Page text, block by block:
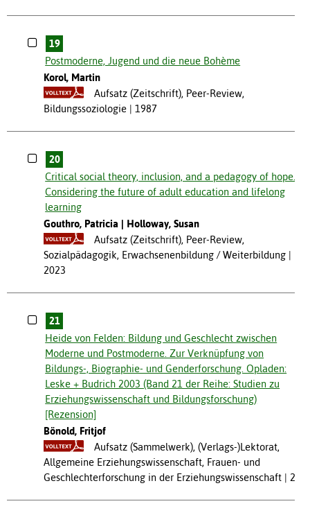
19
Postmoderne, Jugend und die neue Bohème
Korol, Martin
Aufsatz (Zeitschrift), Peer-Review,
Bildungssoziologie
1987
20
Critical social theory, inclusion, and a pedagogy of hope.
Considering the future of adult education and lifelong
learning
Gouthro, Patricia
Holloway, Susan
Aufsatz (Zeitschrift), Peer-Review,
Sozialpädagogik, Erwachsenenbildung / Weiterbildung
2023
21
Heide von Felden: Bildung und Geschlecht zwischen
Moderne und Postmoderne. Zur Verknüpfung von
Bildungs-, Biographie- und Genderforschung. Opladen:
Leske + Budrich 2003 (Band 21 der Reihe: Studien zu
Erziehungswissenschaft und Bildungsforschung)
[Rezension]
Bönold, Fritjof
Aufsatz (Sammelwerk), (Verlags-)Lektorat,
Allgemeine Erziehungswissenschaft, Frauen- und
Geschlechterforschung in der Erziehungswissenschaft